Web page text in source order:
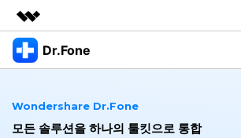
주요 제품
유틸리티
개요
회사 소개
Dr.Fone
특징
프로그램
Wondershare Dr.Fone
모든 솔루션을 하나의 툴킷으로 통합